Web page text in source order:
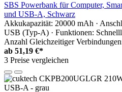
SBS Powerbank für Computer,
und USB-A, Schwarz
Akkukapazität: 20000 mAh ·
USB (Typ-A) · Funktionen:
Anzahl Gleichzeitiger
ab 51,19 €*
3 Preise vergleichen